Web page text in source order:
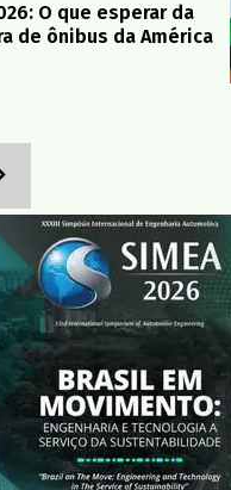
O que esperar da
de ônibus da América